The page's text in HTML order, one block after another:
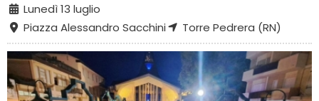
Lunedì 13 luglio
Piazza Alessandro Sacchini
Torre Pedrera (RN)